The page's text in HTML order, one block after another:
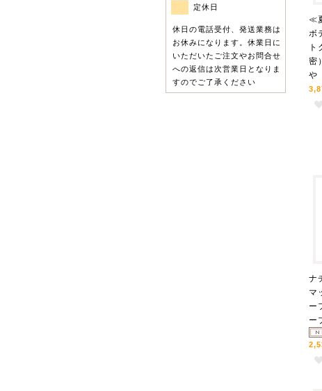
定休日
休日の電話受付、発送業務は
お休みになります。休業日に
いただいたご注文やお問合せ
への返信は次営業日となりま
すのでご了承ください
≪
ボ
ト
密
や
ナ
マ
ー
ー